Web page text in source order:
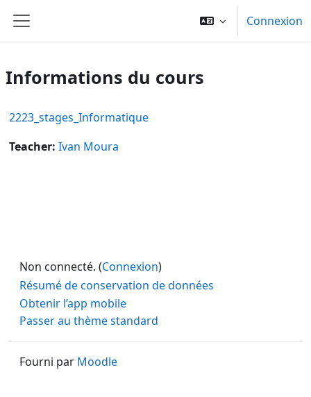
Panneau latéral
Connexion
Informations du cours
2223_stages_Informatique
Teacher: Ivan Moura
Non connecté. (Connexion)
Résumé de conservation de données
Obtenir l’app mobile
Passer au thème standard
Fourni par Moodle